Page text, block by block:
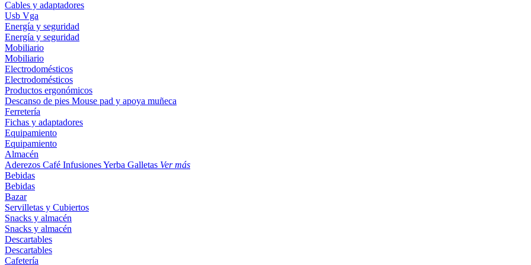
Cables y adaptadores
Usb Vga
Energía y seguridad
Energía y seguridad
Mobiliario
Mobiliario
Electrodomésticos
Electrodomésticos
Productos ergonómicos
Descanso de pies Mouse pad y apoya muñeca
Ferretería
Fichas y adaptadores
Equipamiento
Equipamiento
Almacén
Aderezos Café InfusionesYerba Galletas Ver más
Bebidas
Bebidas
Bazar
Servilletas y Cubiertos
Snacks y almacén
Snacks y almacén
Descartables
Descartables
Cafetería